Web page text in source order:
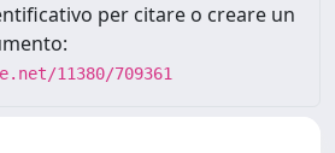
per citare o creare un
11380/709361